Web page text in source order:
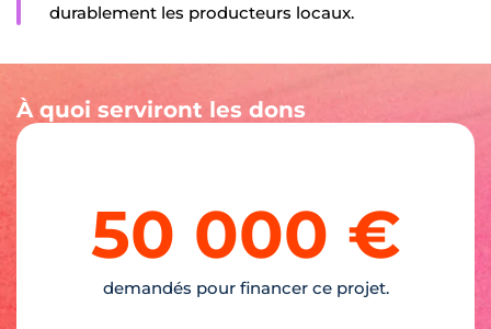
durablement les producteurs locaux.
À quoi serviront les dons
50 000 €
demandés pour financer ce projet.